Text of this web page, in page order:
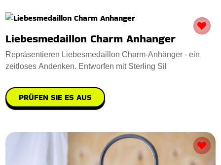
Liebesmedaillon Charm Anhanger
Repräsentieren Liebesmedaillon Charm-Anhänger - ein
zeitloses Andenken. Entworfen mit Sterling Sil
PRÜFEN SIE ES AUS